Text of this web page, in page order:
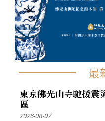
最
東京佛光山寺馳援
區
2026-08-07